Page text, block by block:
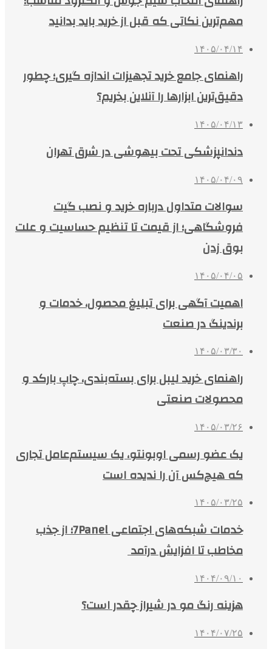
مهم‌ترین نکاتی که قبل از خرید باید بدانید
۱۴۰۵/۰۴/۱۴
راهنمای جامع خرید تجهیزات اندازه گیری؛ چطور
دقیق‌ترین ابزارها را آنلاین بخریم؟
۱۴۰۵/۰۴/۱۳
دندانپزشکی تحت بیهوشی در شرق تهران
۱۴۰۵/۰۴/۰۹
سوالات متداول درباره خرید و نصب گیت
فروشگاهی؛ از قیمت تا تنظیم حساسیت و علت
بوق زدن
۱۴۰۵/۰۴/۰۵
اهمیت آگهی برای تبلیغ محصول، خدمات و
برندینگ در صنعت
۱۴۰۵/۰۳/۳۰
راهنمای خرید لیبل برای بسته‌بندی، چاپ بارکد و
محصولات صنعتی
۱۴۰۵/۰۳/۲۶
یک عضو رسمی اوبونتو، یک سیستم‌عامل تجاری
که هیچ‌کس آن را ندیده است
۱۴۰۵/۰۳/۲۵
خدمات شبکه‌های اجتماعی 7Panel؛ از جذب
مخاطب تا افزایش درآمد
۱۴۰۴/۰۹/۱۰
هزینه رنگ مو در شیراز چقدر است؟
۱۴۰۴/۰۷/۲۵